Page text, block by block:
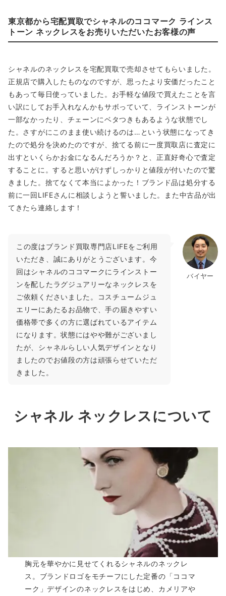
東京都から宅配買取でシャネルのココマーク ラインス
トーン ネックレスをお売りいただいたお客様の声
シャネルのネックレスを宅配買取で売却させてもらいました。
正規店で購入したものなのですが、思ったより安価だったこと
もあって毎日使っていました。お手軽な値段で買えたことを言
い訳にしてお手入れなんかもサボっていて、ラインストーンが
一部なかったり、チェーンにベタつきもあるような状態でし
た。さすがにこのまま使い続けるのは…という状態になってき
たので処分を決めたのですが、捨てる前に一度買取店に査定に
出すといくらかお金になるんだろうか？と、正直好奇心で査定
することに。すると思いがけずしっかりと値段が付いたので驚
きました。捨てなくて本当によかった！ブランド品は処分する
前に一回LIFEさんに相談しようと誓いました。また中古品が出
てきたら連絡します！
バイヤー
この度はブランド買取専門店LIFEをご利用
いただき、誠にありがとうございます。今
回はシャネルのココマークにラインストー
ンを配したラグジュアリーなネックレスを
ご依頼くださいました。コスチュームジュ
エリーにあたるお品物で、手の届きやすい
価格帯で多くの方に選ばれているアイテム
になります。状態にはやや難がございまし
たが、シャネルらしい人気デザインとなり
ましたのでお値段の方は頑張らせていただ
きました。
シャネル ネックレスについて
胸元を華やかに見せてくれるシャネルのネックレ
ス。ブランドロゴをモチーフにした定番の「ココマ
ーク」デザインのネックレスをはじめ、カメリアや